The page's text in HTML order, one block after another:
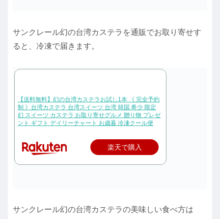
サンクレール幻の台湾カステラを通販でお取り寄せす
ると、冷凍で届きます。
【送料無料】幻の台湾カステラお試し1本 《 完全予約
制 》台湾カステラ 台湾スイーツ 台湾 韓国 希少 限定
幻 スイーツ カステラ お取り寄せグルメ 贈り物 プレゼ
ント ギフト デイリーチャート お歳暮 冷凍クール便
楽天で購入
サンクレール幻の台湾カステラの美味しい食べ方は